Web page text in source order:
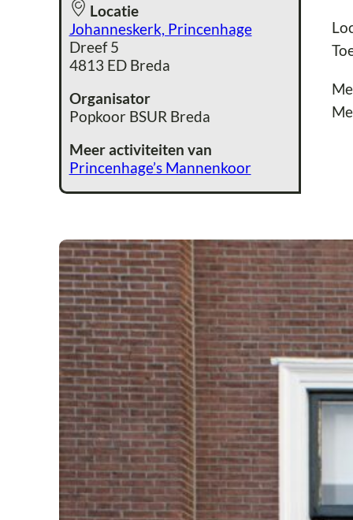
Locatie
Johanneskerk, Princenhage
Dreef 5
4813 ED Breda
Organisator
Popkoor BSUR Breda
Meer activiteiten van
Princenhage’s Mannenkoor